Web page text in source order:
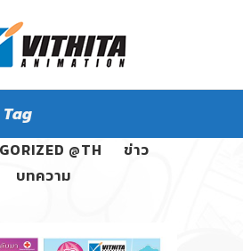
PANGPOND
@TH
ข่าว
บทความ